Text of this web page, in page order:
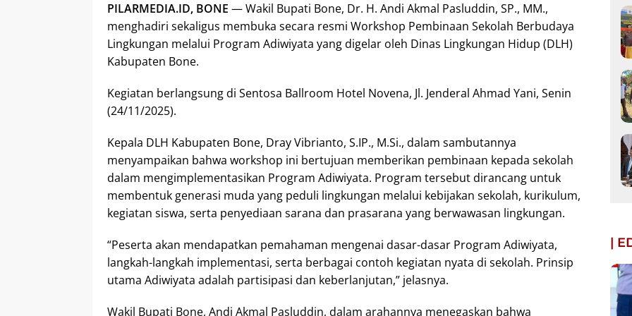
PILARMEDIA.ID, BONE — Wakil Bupati Bone, Dr. H. Andi Akmal Pasluddin, SP., MM.,
menghadiri sekaligus membuka secara resmi Workshop Pembinaan Sekolah Berbudaya
Lingkungan melalui Program Adiwiyata yang digelar oleh Dinas Lingkungan Hidup (DLH)
Kabupaten Bone.
Kegiatan berlangsung di Sentosa Ballroom Hotel Novena, Jl. Jenderal Ahmad Yani, Senin
(24/11/2025).
Kepala DLH Kabupaten Bone, Dray Vibrianto, S.IP., M.Si., dalam sambutannya
menyampaikan bahwa workshop ini bertujuan memberikan pembinaan kepada sekolah
dalam mengimplementasikan Program Adiwiyata. Program tersebut dirancang untuk
membentuk generasi muda yang peduli lingkungan melalui kebijakan sekolah, kurikulum,
kegiatan siswa, serta penyediaan sarana dan prasarana yang berwawasan lingkungan.
“Peserta akan mendapatkan pemahaman mengenai dasar-dasar Program Adiwiyata,
langkah-langkah implementasi, serta berbagai contoh kegiatan nyata di sekolah. Prinsip
utama Adiwiyata adalah partisipasi dan keberlanjutan,” jelasnya.
Wakil Bupati Bone, Andi Akmal Pasluddin, dalam arahannya menegaskan bahwa
|